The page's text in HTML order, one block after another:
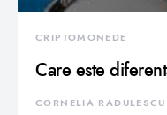
CRIPTOMONEDE
Care este
CORNELIA RADULESCU